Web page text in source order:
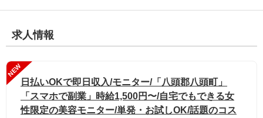
求人情報
NEW
日払いOKで即日収入/モニター/「八頭郡八頭町」
「スマホで副業」時給1,500円〜/自宅でもできる女
性限定の美容モニター/単発・お試しOK/話題のコス